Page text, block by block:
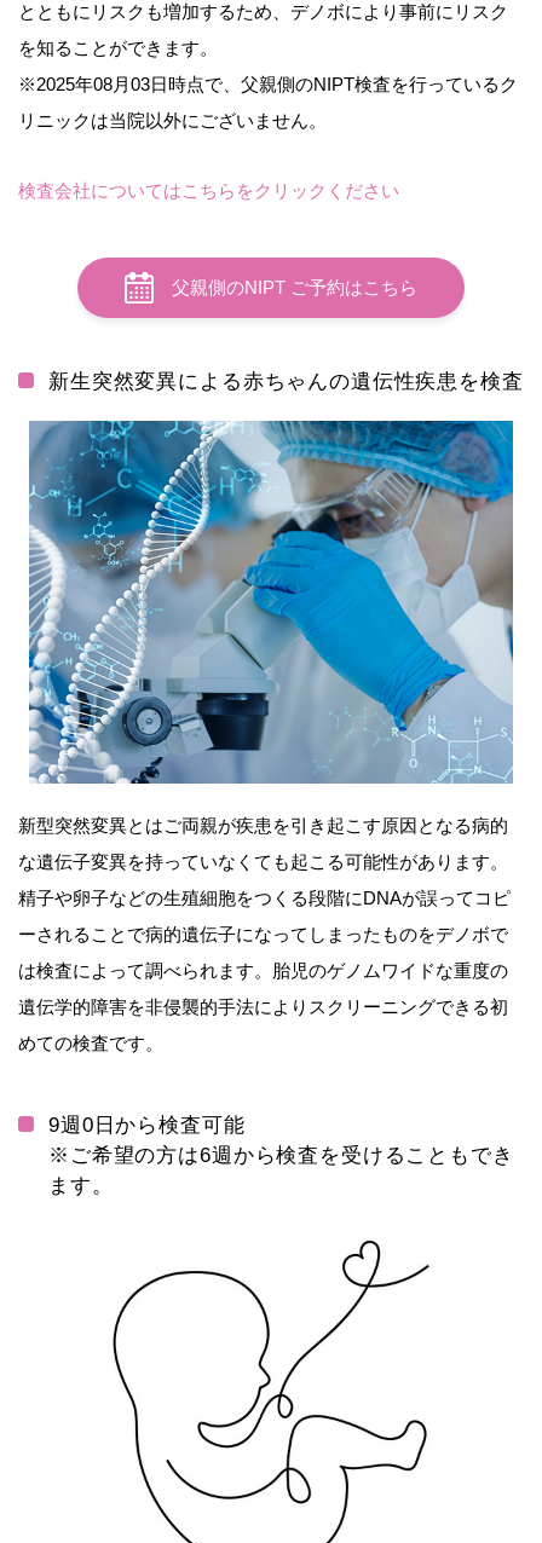
とともにリスクも増加するため、デノボにより事前にリスク
を知ることができます。
※2025年08月03日時点で、父親側のNIPT検査を行っているク
リニックは当院以外にございません。
検査会社についてはこちらをクリックください
父親側のNIPT ご予約はこちら
新生突然変異による赤ちゃんの遺伝性疾患を検査
新型突然変異とはご両親が疾患を引き起こす原因となる病的
な遺伝子変異を持っていなくても起こる可能性があります。
精子や卵子などの生殖細胞をつくる段階にDNAが誤ってコピ
ーされることで病的遺伝子になってしまったものをデノボで
は検査によって調べられます。胎児のゲノムワイドな重度の
遺伝学的障害を非侵襲的手法によりスクリーニングできる初
めての検査です。
9週0日から検査可能
※ご希望の方は6週から検査を受けることもでき
ます。